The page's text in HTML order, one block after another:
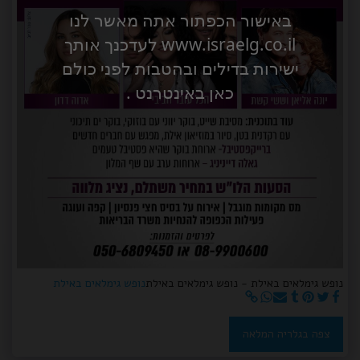
באישור הכפתור אתה מאשר לנו
www.israelg.co.il לעדכנך אותך
ישירות בדילים ובהטבות לפני כולם
כאן באינטרנט .
נופש גימלאים באילת - נופש גימלאים באילתנופש גימלאים באילת
צפה בגלריה המלאה